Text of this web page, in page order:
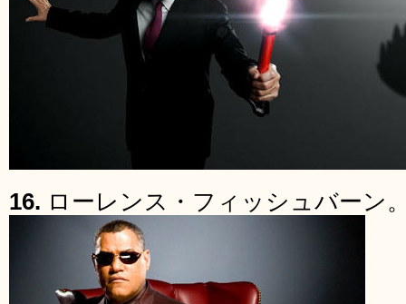
16. ローレンス・フィッシュバーン